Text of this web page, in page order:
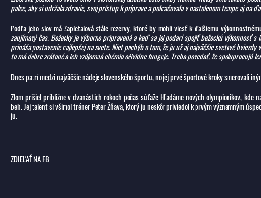
palce, aby si udržala zdravie, svoj prístup k príprave a pokračovala v nastolenom tempe aj na
Podľa jeho slov má Zapletalová stále rezervy, ktoré by mohli viesť k ďalšiemu
zaujímavý čas. Bežecky je výborne pripravená a keď sa jej podarí spojiť bežeckú výkonnosť
prináša postavenie najlepšej na svete. Niet pochýb o tom, že ju už aj najväčšie svetové
to má dobre zrátané a ich vzájomná chémia očividne funguje. Treba povedať, že spolupracujú
Dnes patrí medzi najväčšie nádeje slovenského športu, no jej prvé športové kroky smerovali
Zlom prišiel približne v dvanástich rokoch počas súťaže Hľadáme nových olympionikov,
beh. Jej talent si všimol tréner Peter Žňava, ktorý ju neskôr priviedol k prvým významným
ju.
ZDIEĽAŤ NA FB